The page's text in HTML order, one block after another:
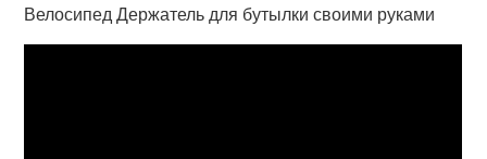
Велосипед Держатель для бутылки своими руками